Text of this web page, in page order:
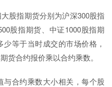
股指期货分别为沪深300股指
股指期货、中证1000股指期
等于当时成交的市场价格，
货合约报价乘以合约乘数。
合约乘数大小相关，每个股